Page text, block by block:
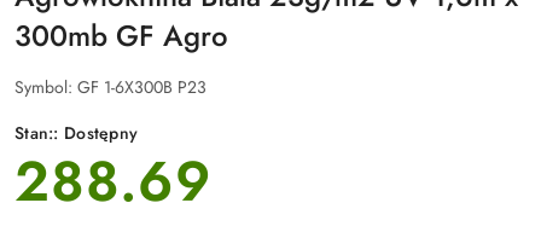
300mb GF Agro
Symbol: GF 1-6X300B P23
Stan:: Dostępny
cena:
288.69